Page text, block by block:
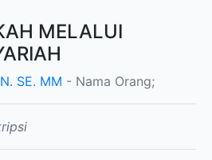
MELALUI
SE. MM - Nama Orang;